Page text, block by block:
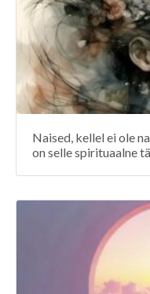
Naised, kellel ei ole
on selle spirituaalne